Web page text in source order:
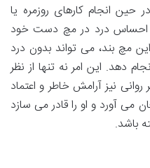
انجام کارهای روزمره یا
احساس درد در مچ دست خود
مچ بند، می تواند بدون درد
دهد. این امر نه تنها از نظر
نیز آرامش خاطر و اعتماد
می آورد و او را قادر می سازد
باشد.